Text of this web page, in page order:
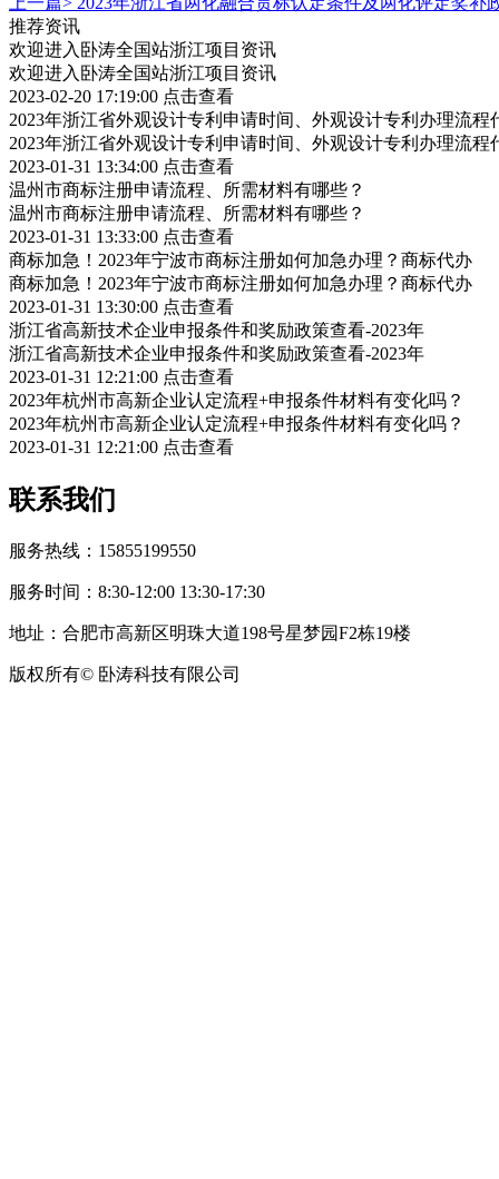
推荐资讯
欢迎进入卧涛全国站浙江项目资讯
欢迎进入卧涛全国站浙江项目资讯
2023-02-20 17:19:00 点击查看
2023年浙江省外观设计专利申请时间、外观设计专利办理流程
2023年浙江省外观设计专利申请时间、外观设计专利办理流程
2023-01-31 13:34:00 点击查看
温州市商标注册申请流程、所需材料有哪些？
温州市商标注册申请流程、所需材料有哪些？
2023-01-31 13:33:00 点击查看
商标加急！2023年宁波市商标注册如何加急办理？商标代办
商标加急！2023年宁波市商标注册如何加急办理？商标代办
2023-01-31 13:30:00 点击查看
浙江省高新技术企业申报条件和奖励政策查看-2023年
浙江省高新技术企业申报条件和奖励政策查看-2023年
2023-01-31 12:21:00 点击查看
2023年杭州市高新企业认定流程+申报条件材料有变化吗？
2023年杭州市高新企业认定流程+申报条件材料有变化吗？
2023-01-31 12:21:00 点击查看
联系我们
服务热线：15855199550
服务时间：8:30-12:00 13:30-17:30
地址：合肥市高新区明珠大道198号星梦园F2栋19楼
版权所有© 卧涛科技有限公司